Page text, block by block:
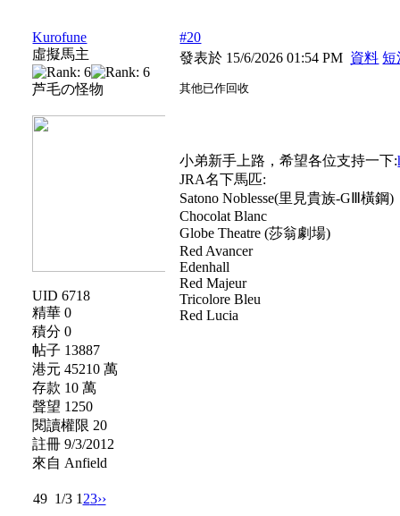
Kurofune
虛擬馬主
芦毛の怪物
UID 6718
精華 0
積分 0
帖子 13887
港元 45210 萬
存款 10 萬
聲望 1250
閱讀權限 20
註冊 9/3/2012
來自 Anfield
#20
發表於 15/6/2026 01:54 PM 資料 短
其他已作回收
小弟新手上路，希望各位支持一下:
JRA名下馬匹:
Satono Noblesse(里見貴族-GⅢ橫鋼)
Chocolat Blanc
Globe Theatre (莎翁劇場)
Red Avancer
Edenhall
Red Majeur
Tricolore Bleu
Red Lucia
49 1/3 1 23››